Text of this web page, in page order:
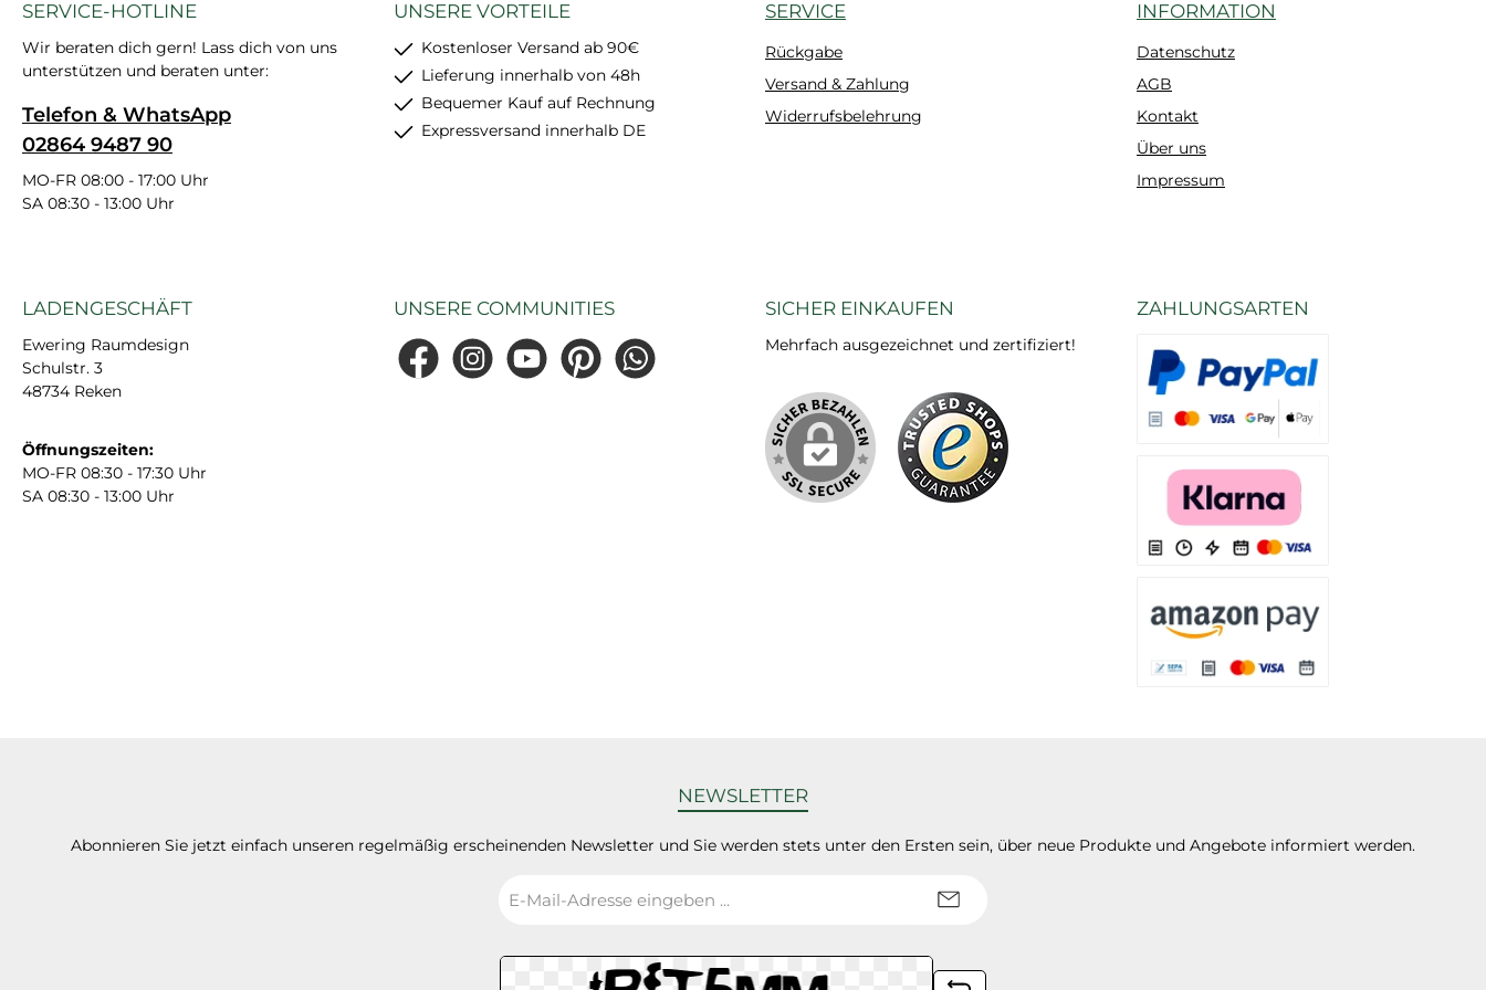
SERVICE-HOTLINE
Wir beraten dich gern! Lass dich von uns
unterstützen und beraten unter:
Telefon & WhatsApp
02864 9487 90
MO-FR 08:00 - 17:00 Uhr
SA 08:30 - 13:00 Uhr
UNSERE VORTEILE
Kostenloser Versand ab 90€
Lieferung innerhalb von 48h
Bequemer Kauf auf Rechnung
Expressversand innerhalb DE
SERVICE
Rückgabe
Versand & Zahlung
Widerrufsbelehrung
INFORMATION
Datenschutz
AGB
Kontakt
Über uns
Impressum
LADENGESCHÄFT
Ewering Raumdesign
Schulstr. 3
48734 Reken
Öffnungszeiten:
MO-FR 08:30 - 17:30 Uhr
SA 08:30 - 13:00 Uhr
UNSERE COMMUNITIES
FacebookInstagramYouTubePinterestWhatsApp
SICHER EINKAUFEN
Mehrfach ausgezeichnet und zertifiziert!
ZAHLUNGSARTEN
NEWSLETTER
Abonnieren Sie jetzt einfach unseren regelmäßig erscheinenden Newsletter und Sie werden stets unter den Ersten sein, über neue Produkte und Angebote informiert werden.
Mail-
*